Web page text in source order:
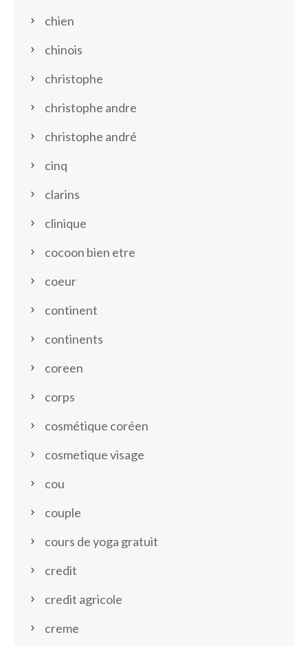
chien
chinois
christophe
christophe andre
christophe andré
cinq
clarins
clinique
cocoon bien etre
coeur
continent
continents
coreen
corps
cosmétique coréen
cosmetique visage
cou
couple
cours de yoga gratuit
credit
credit agricole
creme